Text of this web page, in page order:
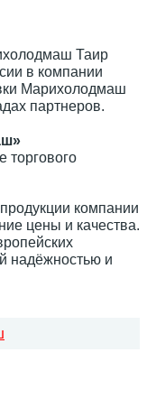
Таир
в компании
Марихолодмаш
партнеров.
торгового
компании
цены и качества.
надёжностью и